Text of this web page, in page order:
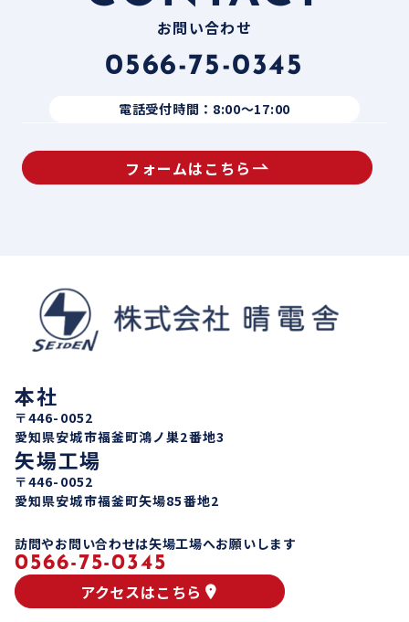
お問い合わせ
0566-75-0345
電話受付時間：8:00〜17:00
フォームはこちら
本社
〒446-0052
愛知県安城市福釜町鴻ノ巣2番地3
矢場工場
〒446-0052
愛知県安城市福釜町矢場85番地2
訪問やお問い合わせは矢場工場へお願いします
0566-75-0345
アクセスはこちら